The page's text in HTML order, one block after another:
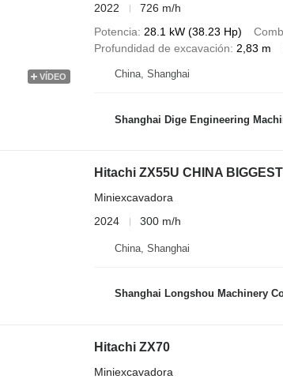
VÍDEO
2022
726 m/h
Potencia
28.1 kW (38.23 Hp)
Profundidad de excavación
2,83 m
China, Shanghai
Shanghai Dige Engineering
Hitachi ZX55U CHINA
Miniexcavadora
2024
300 m/h
China, Shanghai
Shanghai Longshou Machinery
Hitachi ZX70
Miniexcavadora